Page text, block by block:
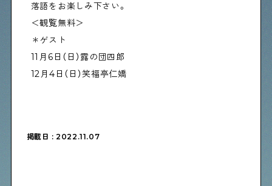
下町コラム
Shitamachi Chemistry
シタマチコウベについて
落語をお楽しみ下さい。
＜観覧無料＞
＊ゲスト
11月6日（日）露の団四郎
12月4日（日）笑福亭仁嬌
掲載日 : 2022.11.07